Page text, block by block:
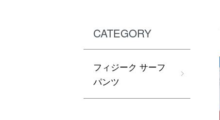
CATEGORY
フィジーク サーフ
パンツ